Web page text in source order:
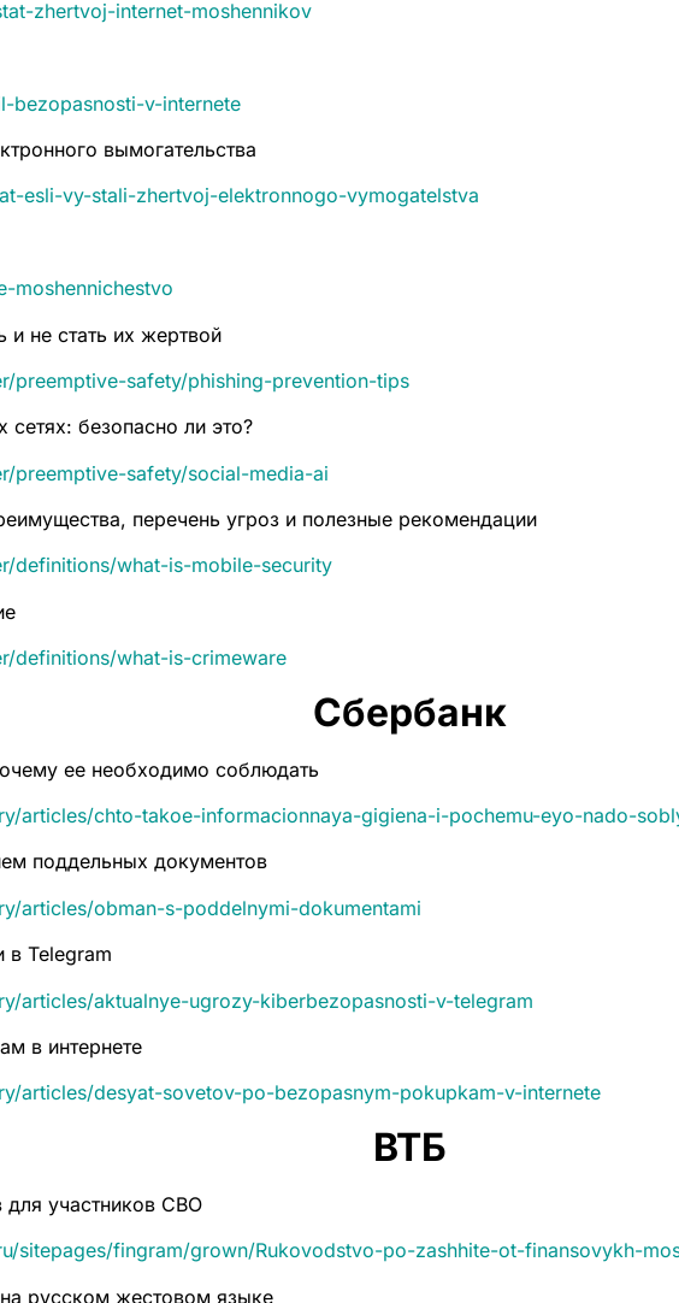
zhertvoj-internet-moshennikov
bezopasnosti-v-internete
вымогательства
esli-vy-stali-zhertvoj-elektronnogo-vymogatelstva
moshennichestvo
не стать их жертвой
preemptive-safety/phishing-prevention-tips
сетях: безопасно ли это?
preemptive-safety/social-media-ai
перечень угроз и полезные рекомендации
definitions/what-is-mobile-security
definitions/what-is-crimeware
Сбербанк
ее необходимо соблюдать
articles/chto-takoe-informacionnaya-gigiena-i-pochemu-eyo-nado-
поддельных документов
articles/obman-s-poddelnymi-dokumentami
в Telegram
articles/aktualnye-ugrozy-kiberbezopasnosti-v-telegram
в интернете
articles/desyat-sovetov-po-bezopasnym-pokupkam-v-internete
ВТБ
для участников СВО
sitepages/fingram/grown/Rukovodstvo-po-zashhite-ot-finansovykh-
русском жестовом языке